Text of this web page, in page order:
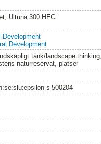
Ultuna 300 HEC
Development
Development
tänk/landscape
naturreservat, platser
s-500204